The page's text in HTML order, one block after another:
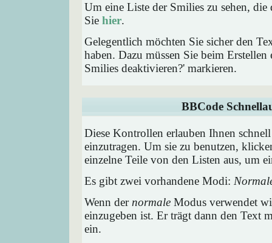
Um eine Liste der Smilies zu sehen,
Sie hier.
Gelegentlich möchten Sie sicher den
haben. Dazu müssen Sie beim
Smilies deaktivieren?' markieren.
BBCode
Diese Kontrollen erlauben Ihnen
einzutragen. Um sie zu benutzen,
einzelne Teile von den Listen aus, um
Es gibt zwei vorhandene Modi:
Wenn der normale Modus verwendet
einzugeben ist. Er trägt dann den Text
ein.